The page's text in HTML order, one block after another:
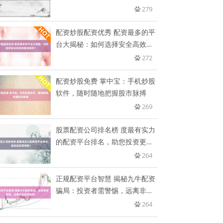
279
配资炒股配资优秀 配资最多的平
台大揭秘：如何选择安全高效的
272
配资炒股免费 掌中宝：手机炒股
软件，随时随地把握股市脉搏
269
股票配资公司排名榜 度最有实力
的配资平台排名，助您投资更明
264
正规配资平台智慧 揭秘九牛配资
骗局：投资者需警惕，远离非法
264